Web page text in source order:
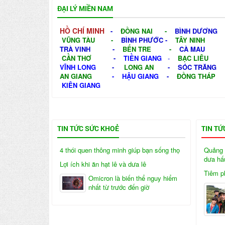
ĐẠI LÝ MIỀN NAM
HỒ CHÍ MINH - ĐỒNG NAI - BÌNH DƯƠNG
VŨNG TÀU - BÌNH PHƯỚC - TÂY NINH
TRÀ VINH - BẾN TRE - CÀ MAU
CẦN THƠ - TIỀN GIANG - BẠC LIÊU
VĨNH LONG
- LONG AN - SÓC TRĂNG
AN GIANG
- HẬU GIANG -
ĐỒNG THÁP
KIÊN GIANG
TIN TỨC SỨC KHOẺ
4 thói quen thông minh giúp bạn sống thọ
Lợi ích khi ăn hạt lê và dưa lê
Omicron là biến thể nguy hiểm
nhất từ trước đến giờ
TIN
dưa
Tiêm